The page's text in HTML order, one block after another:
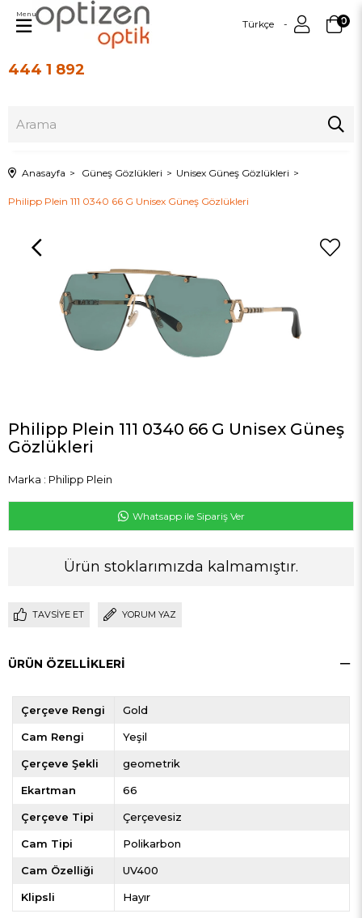
444 1 892
Türkçe 0
Menu
Anasayfa Güneş Gözlükleri Unisex Güneş Gözlükleri
Philipp Plein 111 0340 66 G Unisex Güneş Gözlükleri
Philipp Plein 111 0340 66 G Unisex Güneş
Gözlükleri
Marka : Philipp Plein
Whatsapp ile Sipariş Ver
Ürün stoklarımızda kalmamıştır.
TAVSIYE ET YORUM YAZ
ÜRÜN ÖZELLIKLERI
Çerçeve Rengi Gold
Cam Rengi Yeşil
Çerçeve Şekli geometrik
Ekartman 66
Çerçeve Tipi Çerçevesiz
Cam Tipi Polikarbon
Cam Özelliği UV400
Klipsli Hayır